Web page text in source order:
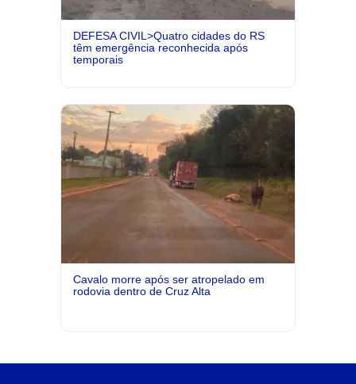
DEFESA CIVIL>Quatro cidades do RS
têm emergência reconhecida após
temporais
Cavalo morre após ser atropelado em
rodovia dentro de Cruz Alta